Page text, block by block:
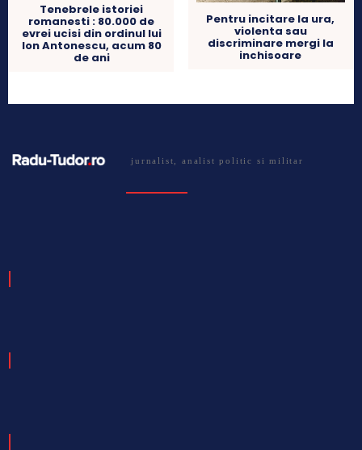
Tenebrele istoriei
romanesti : 80.000 de
evrei ucisi din ordinul lui
Ion Antonescu, acum 80
de ani
Pentru incitare la ura,
violenta sau
discriminare mergi la
inchisoare
jurnalist, analist politic si militar